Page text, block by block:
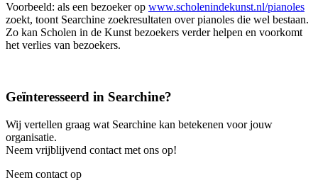
Voorbeeld: als een bezoeker op www.scholenindekunst.nl/pianoles
zoekt, toont Searchine zoekresultaten over pianoles die wel bestaan.
Zo kan Scholen in de Kunst bezoekers verder helpen en voorkomt
het verlies van bezoekers.
Geïnteresseerd in Searchine?
Wij vertellen graag wat Searchine kan betekenen voor jouw
organisatie.
Neem vrijblijvend contact met ons op!
Neem contact op